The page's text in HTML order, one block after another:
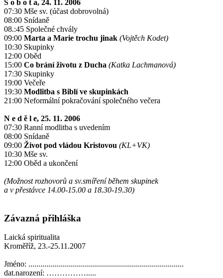
S o b o t a, 24. 11. 2006
07:30 Mše sv. (účast dobrovolná)
08:00 Snídaně
08.:45 Společné chvály
09:00 Marta a Marie trochu jinak (Vojtěch Kodet)
10:30 Skupinky
12:00 Oběd
15:00 Co brání životu z Ducha (Katka Lachmanová)
17:30 Skupinky
19:00 Večeře
19:30 Modlitba s Biblí ve skupinkách
21:00 Neformální pokračování společného večera
N e d ě l e, 25. 11. 2006
07:30 Ranní modlitba s uvedením
08:00 Snídaně
09:00 Život pod vládou Kristovou (KL+VK)
10:30 Mše sv.
12:00 Oběd a ukončení
(Možnost rozhovorů a sv.smíření během skupinek
a v přestávce 14.00-15.00 a 18.30-19.30)
Závazná přihláška
Laická spiritualita
Kroměříž, 23.-25.11.2007
Jméno: ..............................................................................
dat.narození: …………….....